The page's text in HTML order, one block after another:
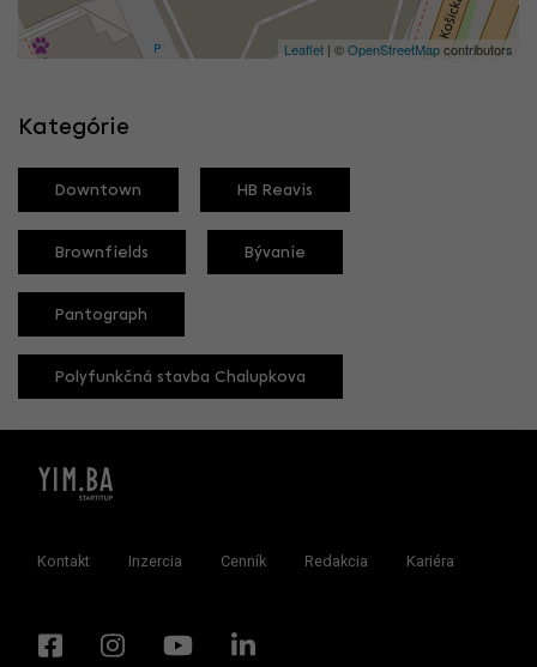
Leaflet | ©OpenStreetMapcontributors
Kategórie
Downtown HB Reavis
Brownfields Bývanie
Pantograph
Polyfunkčná stavba Chalupkova
Kontakt Inzercia Cenník Redakcia Kariéra